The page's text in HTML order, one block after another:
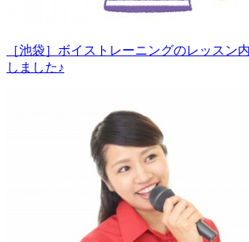
［池袋］ボイストレーニングのレッスン
しました♪